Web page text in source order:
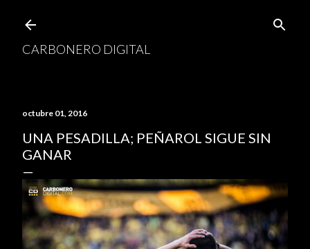
CARBONERO DIGITAL
octubre 01, 2016
UNA PESADILLA; PEÑAROL SIGUE SIN
GANAR